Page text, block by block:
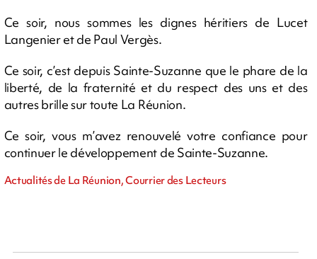
Ce soir, nous sommes les dignes héritiers de Lucet
Langenier et de Paul Vergès.
Ce soir, c’est depuis Sainte-Suzanne que le phare de la
liberté, de la fraternité et du respect des uns et des
autres brille sur toute La Réunion.
Ce soir, vous m’avez renouvelé votre confiance pour
continuer le développement de Sainte-Suzanne.
Actualités de La Réunion, Courrier des Lecteurs